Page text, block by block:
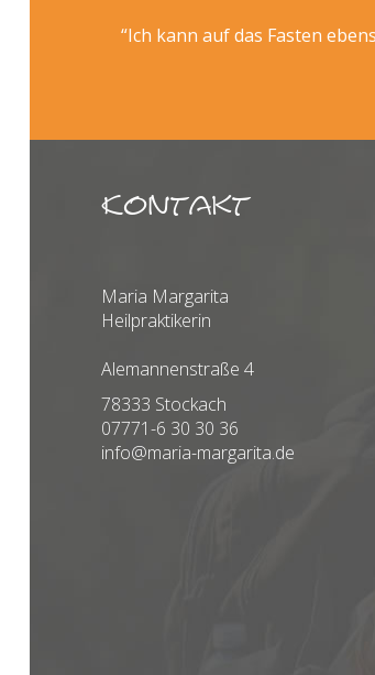
“Ich kann auf das Fasten
Kontakt
Maria Margarita
Heilpraktikerin
Alemannenstraße 4
78333 Stockach
07771-6 30 30 36
info@maria-margarita.de